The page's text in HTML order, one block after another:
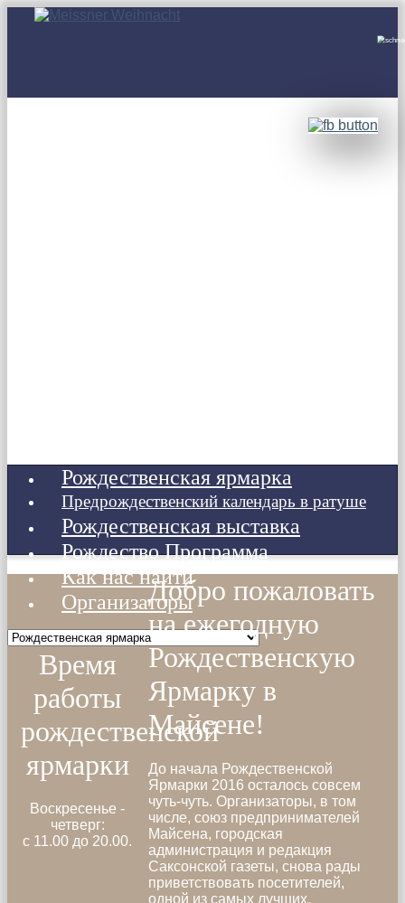
Рождественская ярмарка
Предрождественский календарь в ратуше
Рождественская выставка
Рождество Программа
Как нас найти
Организаторы
Время
работы
рождественской
ярмарки
Воскресенье -
четверг:
с 11.00 до 20.00.
Добро пожаловать
на ежегодную
Рождественскую
Ярмарку в
Майсене!
До начала Рождественской
Ярмарки 2016 осталось совсем
чуть-чуть. Организаторы, в том
числе, cоюз предпринимателей
Майсена, городская
администрация и редакция
Саксонской газеты, снова рады
приветствовать посетителей,
одной из самых лучших,